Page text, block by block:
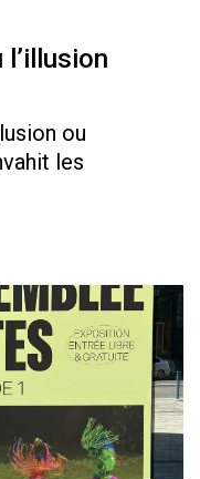
l’illusion
ou
les